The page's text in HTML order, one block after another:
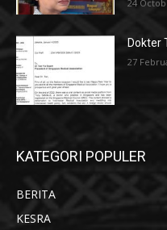
24
Dokter
27
KATEGORI POPULER
BERITA
KESRA